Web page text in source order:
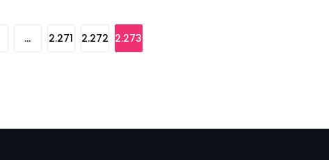
… 2.271 2.272 2.273